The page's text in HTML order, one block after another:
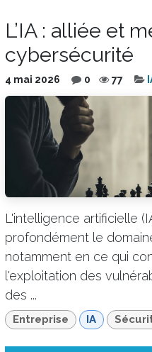
L’IA : alliée et
cybersécurité
4 mai 2026 0 77
L'intelligence artificielle
profondément le
notamment en ce qui
l'exploitation des
des ...
Entreprise IA